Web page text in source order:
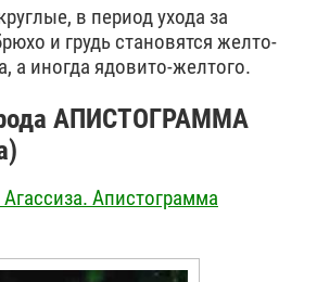
в период ухода за
и грудь становятся желто-
а иногда ядовито-желтого.
АПИСТОГРАММА
Апистограмма